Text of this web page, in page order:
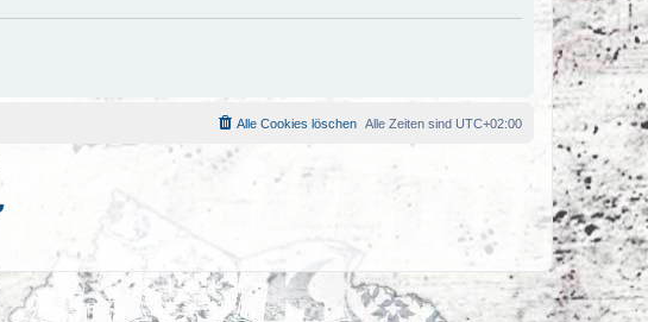
Alle Zeiten sind UTC+02:00
Alle Cookies löschen